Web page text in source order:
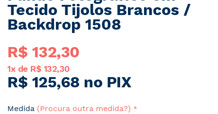
para
o
início
Galeria
de
imagens
Tecido Tijolos Brancos /
Backdrop 1508
R$ 132,30
1x de R$ 132,30
R$ 125,68 no PIX
Medida (Procura outra medida?)